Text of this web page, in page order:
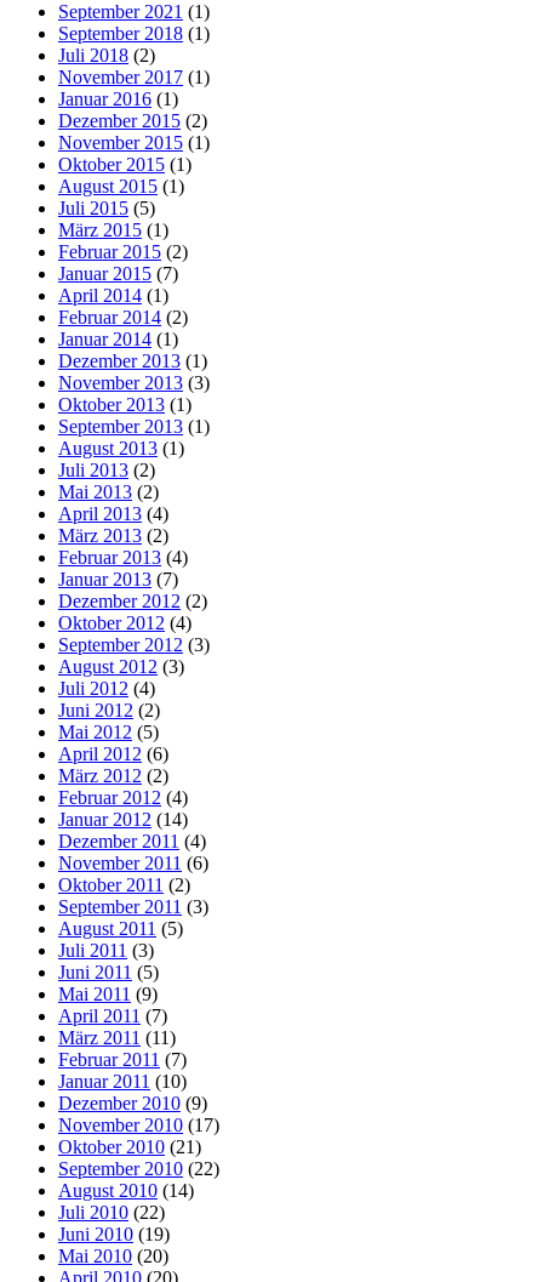
September 2021 (1)
September 2018 (1)
Juli 2018 (2)
November 2017 (1)
Januar 2016 (1)
Dezember 2015 (2)
November 2015 (1)
Oktober 2015 (1)
August 2015 (1)
Juli 2015 (5)
März 2015 (1)
Februar 2015 (2)
Januar 2015 (7)
April 2014 (1)
Februar 2014 (2)
Januar 2014 (1)
Dezember 2013 (1)
November 2013 (3)
Oktober 2013 (1)
September 2013 (1)
August 2013 (1)
Juli 2013 (2)
Mai 2013 (2)
April 2013 (4)
März 2013 (2)
Februar 2013 (4)
Januar 2013 (7)
Dezember 2012 (2)
Oktober 2012 (4)
September 2012 (3)
August 2012 (3)
Juli 2012 (4)
Juni 2012 (2)
Mai 2012 (5)
April 2012 (6)
März 2012 (2)
Februar 2012 (4)
Januar 2012 (14)
Dezember 2011 (4)
November 2011 (6)
Oktober 2011 (2)
September 2011 (3)
August 2011 (5)
Juli 2011 (3)
Juni 2011 (5)
Mai 2011 (9)
April 2011 (7)
März 2011 (11)
Februar 2011 (7)
Januar 2011 (10)
Dezember 2010 (9)
November 2010 (17)
Oktober 2010 (21)
September 2010 (22)
August 2010 (14)
Juli 2010 (22)
Juni 2010 (19)
Mai 2010 (20)